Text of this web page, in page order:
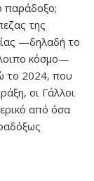
παράδοξο;
της
—δηλαδή το
κόσμο—
το 2024, που
οι Γάλλοι
από όσα